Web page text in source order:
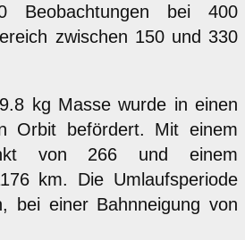
Beobachtungen bei 400
zwischen 150 und 330
kg Masse wurde in einen
Orbit befördert. Mit einem
von 266 und einem
km. Die Umlaufsperiode
bei einer Bahnneigung von